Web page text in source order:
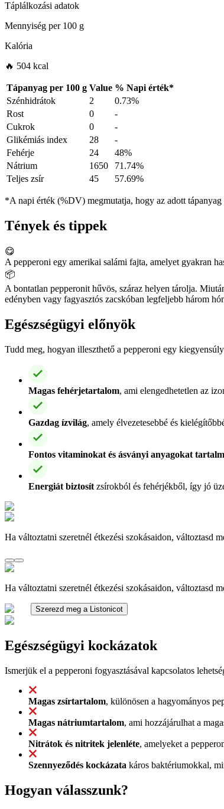
Táplálkozási adatok
Mennyiség per100 g
Kalória
🔥 504 kcal
Tápanyag per 100 g Value % Napi érték*
Szénhidrátok
2
0.73%
Rost
0
-
Cukrok
0
-
Glikémiás index
28
-
Fehérje
24
48%
Nátrium
1650
71.74%
Teljes zsír
45 57.69%
*A napi érték (%DV) megmutatja, hogy az adott
Tények és tippek
😋
A pepperoni egy amerikai salámi fajta, amelyet gyakran
📦
A bontatlan pepperonit hűvös, száraz helyen tárolja.
edényben vagy fagyasztós zacskóban legfeljebb három
Egészségügyi előnyök
Tudd meg, hogyan illeszthető a pepperoni egy
Magas fehérjetartalom, ami elengedhetetlen az
Gazdag ízvilág, amely élvezetesebbé és
Fontos vitaminokat és ásványi anyagokat
Energiát biztosít zsírokból és fehérjékből, így jó
Ha változtatni szeretnél étkezési szokásaidon, változtasd
Ha változtatni szeretnél étkezési szokásaidon, változtasd
Szerezd meg a Listonicot
Egészségügyi kockázatok
Ismerjük el a pepperoni fogyasztásával kapcsolatos
Magas zsírtartalom, különösen a hagyományos
Magas nátriumtartalom, ami hozzájárulhat a
Nitrátok és nitritek jelenléte, amelyeket a
Szennyeződés kockázata káros baktériumokkal,
Hogyan válasszunk?